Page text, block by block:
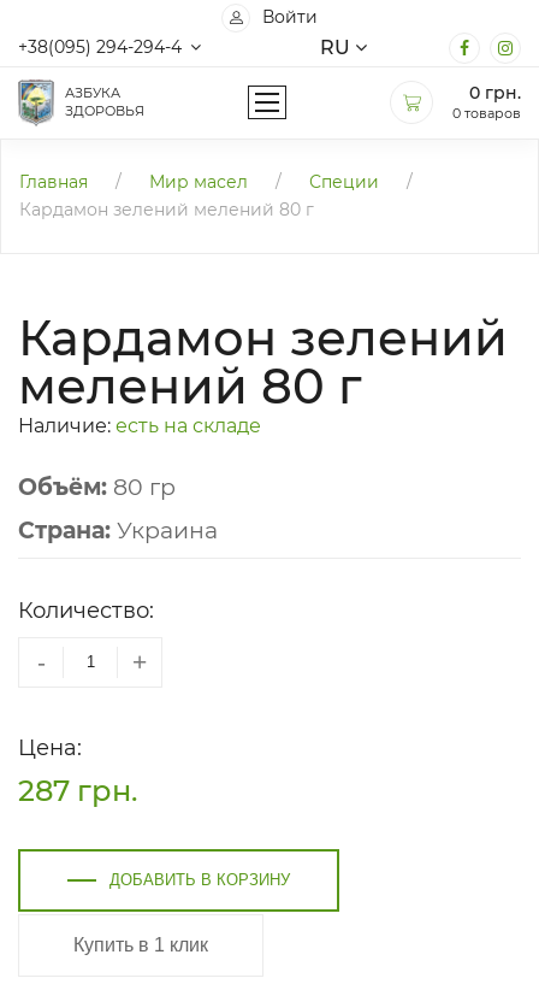
Войти
+38(095) 294-294-4
RU
АЗБУКА
ЗДОРОВЬЯ
0 грн.
0 товаров
Главная / Мир масел / Специи
/
Кардамон зелений мелений 80 г
Кардамон зелений
мелений 80 г
Наличие: есть на складе
Объём: 80 гр
Страна: Украина
Количество:
- +
Цена:
287 грн.
ДОБАВИТЬ В КОРЗИНУ
Купить в 1 клик